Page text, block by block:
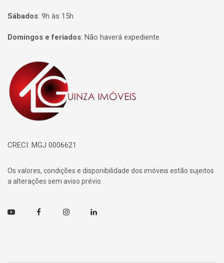
Sábados: 9h às 15h
Domingos e feriados: Não haverá expediente
Página inicial
CRECI: MGJ 0006621
Os valores, condições e disponibilidade dos imóveis estão sujeitos
a alterações sem aviso prévio.
Youtube FacebookInstagramLinkedin